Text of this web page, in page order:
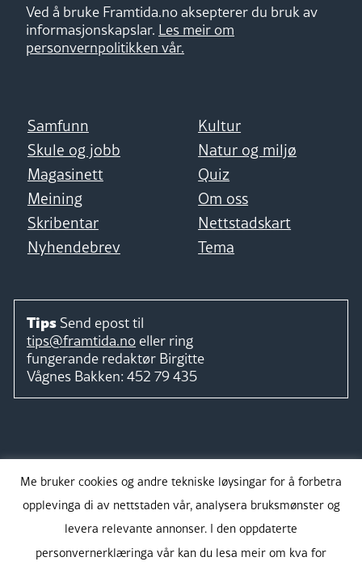
Ved å bruke Framtida.no aksepterer du bruk av
informasjonskapslar. Les meir om
personvernpolitikken vår.
Samfunn
Kultur
Skule og jobb
Natur og miljø
Magasinett
Quiz
Meining
Om oss
Skribentar
Nettstadskart
Nyhendebrev
Tema
Tips Send epost til
tips@framtida.no eller ring
fungerande redaktør Birgitte
Vågnes Bakken: 452 79 435
Takk for støtta:
Me bruker cookies og andre tekniske løysingar for å forbetra
opplevinga di av nettstaden vår, analysera bruksmønster og
levera relevante annonser. I den oppdaterte
personvernerklæringa vår kan du lesa meir om kva for